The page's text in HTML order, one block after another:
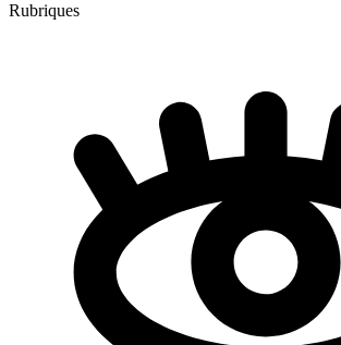
Rubriques